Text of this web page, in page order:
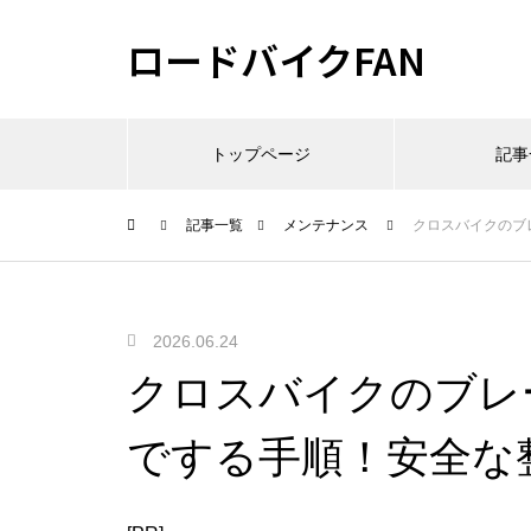
ロードバイクFAN
トップページ 記
記事一覧 メンテナンス クロスバイクの
2026.06.24
クロスバイクのブ
でする手順！安全な